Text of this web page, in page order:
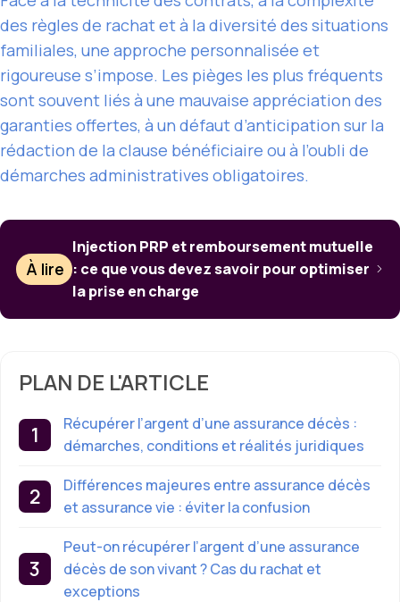
des règles de rachat et à la diversité des situations
familiales, une approche personnalisée et
rigoureuse s’impose. Les pièges les plus fréquents
sont souvent liés à une mauvaise appréciation des
garanties offertes, à un défaut d’anticipation sur la
rédaction de la clause bénéficiaire ou à l’oubli de
démarches administratives obligatoires.
À lire
Injection PRP et remboursement mutuelle
: ce que vous devez savoir pour optimiser
la prise en charge
PLAN DE L'ARTICLE
Récupérer l’argent d’une assurance décès :
démarches, conditions et réalités juridiques
Différences majeures entre assurance décès
et assurance vie : éviter la confusion
Peut-on récupérer l’argent d’une assurance
décès de son vivant ? Cas du rachat et
exceptions